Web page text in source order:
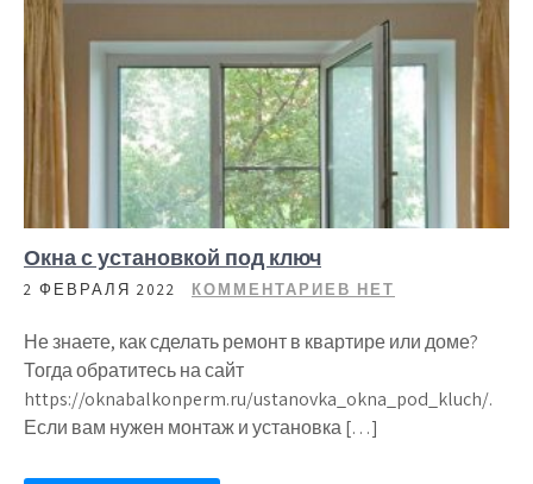
Окна с установкой под ключ
2 ФЕВРАЛЯ 2022 КОММЕНТАРИЕВ НЕТ
Не знаете, как сделать ремонт в квартире или доме?
Тогда обратитесь на сайт
https://oknabalkonperm.ru/ustanovka_okna_pod_kluch/.
Если вам нужен монтаж и установка […]